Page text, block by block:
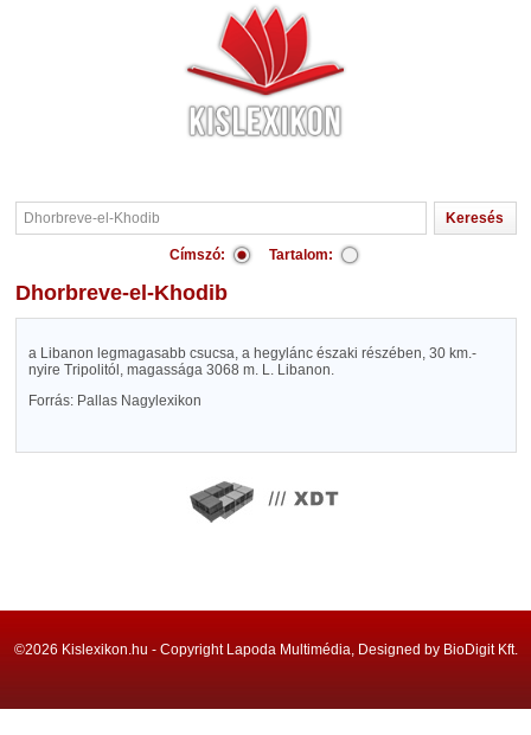
Címszó: Tartalom:
Dhorbreve-el-Khodib
a Libanon legmagasabb csucsa, a hegylánc északi részében, 30 km.-
nyire Tripolitól, magassága 3068 m. L. Libanon.
Forrás: Pallas Nagylexikon
©2026 Kislexikon.hu - Copyright Lapoda Multimédia, Designed by BioDigit Kft.